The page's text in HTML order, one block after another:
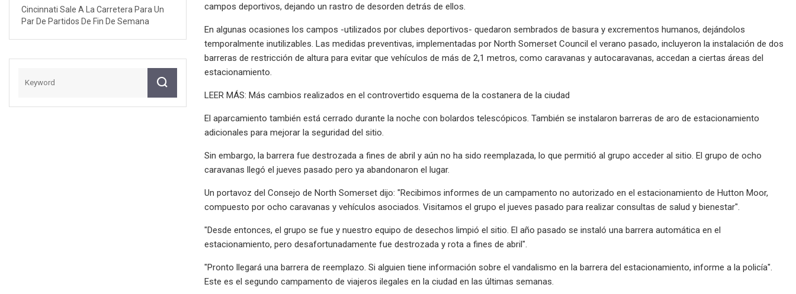
Cincinnati Sale A La Carretera Para Un
Par De Partidos De Fin De Semana
campos deportivos, dejando un rastro de desorden detrás de ellos.
En algunas ocasiones los campos -utilizados por clubes deportivos- quedaron sembrados de basura y excrementos humanos, dejándolos
temporalmente inutilizables. Las medidas preventivas, implementadas por North Somerset Council el verano pasado, incluyeron la instalación de dos
barreras de restricción de altura para evitar que vehículos de más de 2,1 metros, como caravanas y autocaravanas, accedan a ciertas áreas del
estacionamiento.
LEER MÁS: Más cambios realizados en el controvertido esquema de la costanera de la ciudad
El aparcamiento también está cerrado durante la noche con bolardos telescópicos. También se instalaron barreras de aro de estacionamiento
adicionales para mejorar la seguridad del sitio.
Sin embargo, la barrera fue destrozada a fines de abril y aún no ha sido reemplazada, lo que permitió al grupo acceder al sitio. El grupo de ocho
caravanas llegó el jueves pasado pero ya abandonaron el lugar.
Un portavoz del Consejo de North Somerset dijo: "Recibimos informes de un campamento no autorizado en el estacionamiento de Hutton Moor,
compuesto por ocho caravanas y vehículos asociados. Visitamos el grupo el jueves pasado para realizar consultas de salud y bienestar".
"Desde entonces, el grupo se fue y nuestro equipo de desechos limpió el sitio. El año pasado se instaló una barrera automática en el
estacionamiento, pero desafortunadamente fue destrozada y rota a fines de abril".
"Pronto llegará una barrera de reemplazo. Si alguien tiene información sobre el vandalismo en la barrera del estacionamiento, informe a la policía".
Este es el segundo campamento de viajeros ilegales en la ciudad en las últimas semanas.